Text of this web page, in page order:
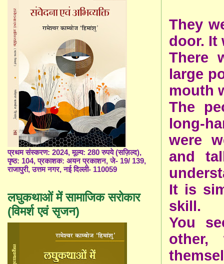
They
door. It
There
large
mouth
The
long-
were
and
It is
skill.
You
प्रथम संस्करण: 2024, मूल्य: 280 रुपये (सज़िल्द),
पृष्ठ: 104, प्रकाशक: अयन प्रकाशन, जे- 19/ 139,
राजापुरी, उत्तम नगर, नई दिल्ली- 110059
लघुकथाओं में सामाजिक सरोकार
(विमर्श एवं सृजन)